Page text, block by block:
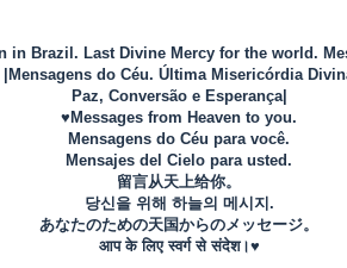
in Brazil. Last Divine Mercy for the world.
do Céu. Última Misericórdia
Paz, Conversão e Esperança|
♥Messages from Heaven to you.
Mensagens do Céu para você.
Mensajes del Cielo para usted.
留言从天上给你。
당신을 위해 하늘의 메시지.
あなたのための天国からのメッセージ。
आप के लिए स्वर्ग से संदेश।♥